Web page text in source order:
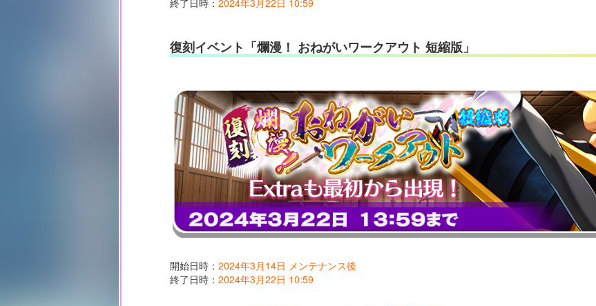
復刻イベント「爛漫！ おねがいワークアウト 短縮版」
開始日時： 2024年3月14日 メンテナンス後
終了日時： 2024年3月22日 10:59